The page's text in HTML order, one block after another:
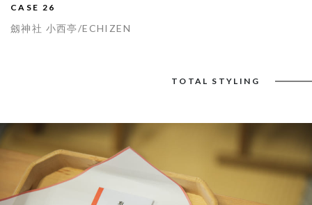
CASE 26
劔神社 小西亭/ECHIZEN
TOTAL STYLING